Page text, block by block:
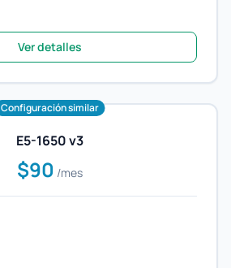
Ver detalles
Configuración similar
E5-1650 v3
$90 /mes